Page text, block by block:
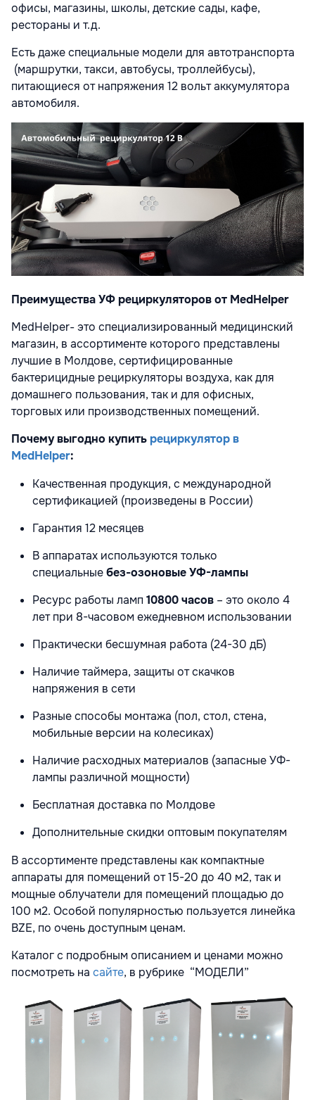
офисы, магазины, школы, детские сады, кафе,
рестораны и т.д.
Есть даже специальные модели для автотранспорта
(маршрутки, такси, автобусы, троллейбусы),
питающиеся от напряжения 12 вольт аккумулятора
автомобиля.
Преимущества УФ рециркуляторов от МedHelper
MedHelper- это специализированный медицинский
магазин, в ассортименте которого представлены
лучшие в Молдове, сертифицированные
бактерицидные рециркуляторы воздуха, как для
домашнего пользования, так и для офисных,
торговых или производственных помещений.
Почему выгодно купить рециркулятор в
MedHelper:
Качественная продукция, с международной
сертификацией (произведены в России)
Гарантия 12 месяцев
В аппаратах используются только
специальныебез-озоновые УФ-лампы
Ресурс работы ламп 10800 часов – это около 4
лет при 8-часовом ежедневном использовании
Практически бесшумная работа (24-30 дБ)
Наличие таймера, защиты от скачков
напряжения в сети
Разные способы монтажа (пол, стол, стена,
мобильные версии на колесиках)
Наличие расходных материалов (запасные УФ-
лампы различной мощности)
Бесплатная доставка по Молдове
Дополнительные скидки оптовым покупателям
В ассортименте представлены как компактные
аппараты для помещений от 15-20 до 40 м2, так и
мощные облучатели для помещений площадью до
100 м2. Особой популярностью пользуется линейка
BZE, по очень доступным ценам.
Каталог с подробным описанием и ценами можно
посмотреть на сайте, в рубрике “МОДЕЛИ”